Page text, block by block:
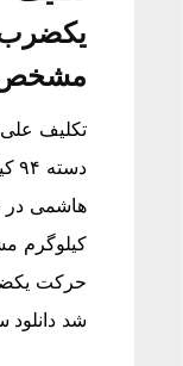
تکلیف
کیلوگرم
شد دانلود